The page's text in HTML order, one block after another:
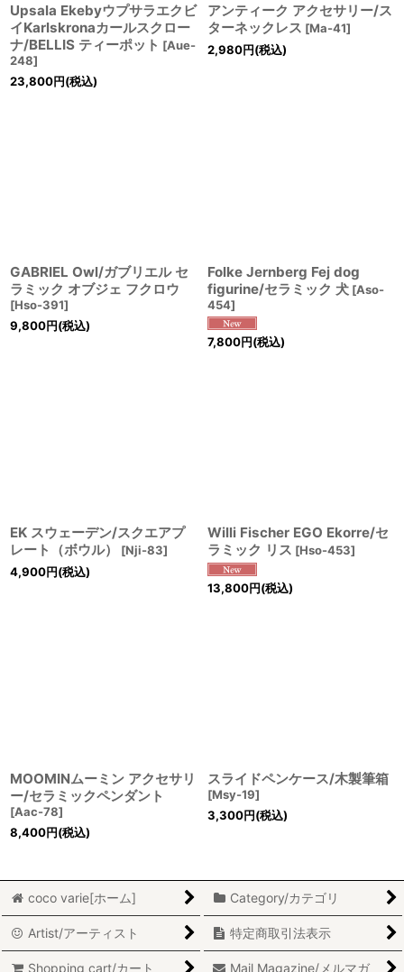
Upsala Ekebyウプサラエクビ
イKarlskronaカールスクロー
ナ/BELLIS ティーポット [Aue-
248]
23,800円(税込)
アンティーク アクセサリー/ス
ターネックレス [Ma-41]
2,980円(税込)
GABRIEL Owl/ガブリエル セ
ラミック オブジェ フクロウ
[Hso-391]
9,800円(税込)
Folke Jernberg Fej dog
figurine/セラミック 犬 [Aso-
454]
7,800円(税込)
EK スウェーデン/スクエアプ
レート（ボウル）
[Nji-83]
4,900円(税込)
Willi Fischer EGO Ekorre/セ
ラミック リス [Hso-453]
13,800円(税込)
MOOMINムーミン アクセサリ
ー/セラミックペンダント
[Aac-78]
8,400円(税込)
スライドペンケース/木製筆箱
[Msy-19]
3,300円(税込)
coco varie[ホーム] Category/カテゴリ
Artist/アーティスト 特定商取引法表示
Shopping cart/カート Mail Magazine/メルマガ